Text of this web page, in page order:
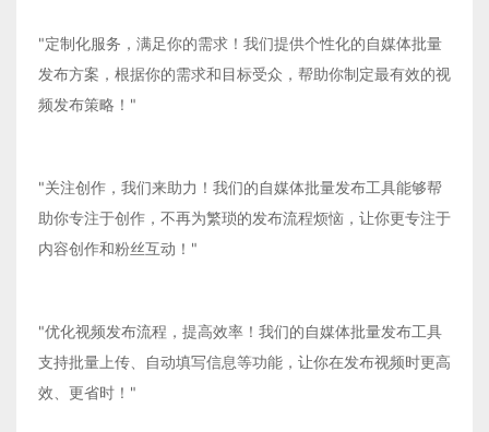
"定制化服务，满足你的需求！我们提供个性化的自媒体批量
发布方案，根据你的需求和目标受众，帮助你制定最有效的视
频发布策略！"
"关注创作，我们来助力！我们的自媒体批量发布工具能够帮
助你专注于创作，不再为繁琐的发布流程烦恼，让你更专注于
内容创作和粉丝互动！"
"优化视频发布流程，提高效率！我们的自媒体批量发布工具
支持批量上传、自动填写信息等功能，让你在发布视频时更高
效、更省时！"